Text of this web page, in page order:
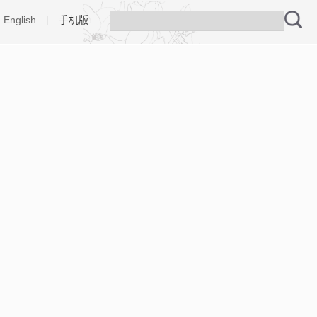
English | 手机版